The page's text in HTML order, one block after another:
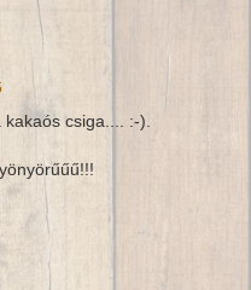
csiga.... :-).